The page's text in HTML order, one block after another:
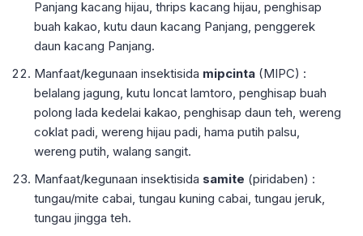
Panjang kacang hijau, thrips kacang hijau, penghisap
buah kakao, kutu daun kacang Panjang, penggerek
daun kacang Panjang.
Manfaat/kegunaan insektisida mipcinta (MIPC) :
belalang jagung, kutu loncat lamtoro, penghisap buah
polong lada kedelai kakao, penghisap daun teh, wereng
coklat padi, wereng hijau padi, hama putih palsu,
wereng putih, walang sangit.
Manfaat/kegunaan insektisida samite (piridaben) :
tungau/mite cabai, tungau kuning cabai, tungau jeruk,
tungau jingga teh.